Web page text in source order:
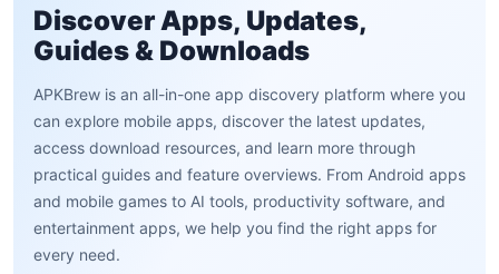
Discover Apps, Updates,
Guides & Downloads
APKBrew is an all-in-one app discovery platform where you
can explore mobile apps, discover the latest updates,
access download resources, and learn more through
practical guides and feature overviews. From Android apps
and mobile games to AI tools, productivity software, and
entertainment apps, we help you find the right apps for
every need.